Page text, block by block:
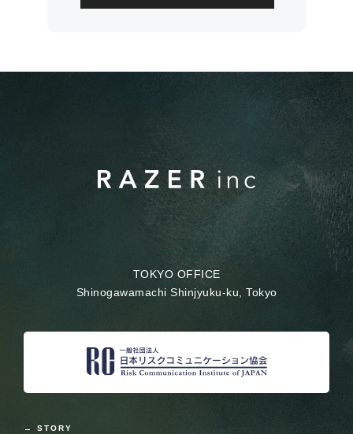
TOKYO OFFICE
Shinogawamachi Shinjyuku-ku, Tokyo
STORY